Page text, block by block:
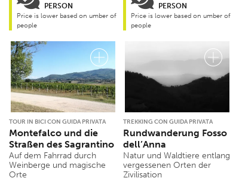
PERSON
Price is lower based on umber of
people
PERSON
Price is lower based on umber of
people
TOUR IN BICI CON GUIDA PRIVATA
Montefalco und die
Straßen des Sagrantino
Auf dem Fahrrad durch
Weinberge und magische
Orte
TREKKING CON GUIDA PRIVATA
Rundwanderung Fosso
dell’Anna
Natur und Waldtiere entlang
vergessenen Orten der
Zivilisation